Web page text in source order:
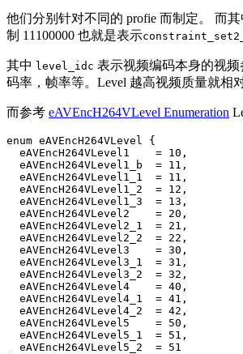
他们分别针对不同的 profie 而制定。 而其
制 11100000 也就是表示
其中 level_idc 表示视频编码本身的视频
码率，帧率等。Level 越高视频质量就相
而参考 eAVEncH264VLevel Enumeration
enum eAVEncH264VLevel {
  eAVEncH264VLevel1    = 10,
  eAVEncH264VLevel1_b  = 11,
  eAVEncH264VLevel1_1  = 11,
  eAVEncH264VLevel1_2  = 12,
  eAVEncH264VLevel1_3  = 13,
  eAVEncH264VLevel2    = 20,
  eAVEncH264VLevel2_1  = 21,
  eAVEncH264VLevel2_2  = 22,
  eAVEncH264VLevel3    = 30,
  eAVEncH264VLevel3_1  = 31,
  eAVEncH264VLevel3_2  = 32,
  eAVEncH264VLevel4    = 40,
  eAVEncH264VLevel4_1  = 41,
  eAVEncH264VLevel4_2  = 42,
  eAVEncH264VLevel5    = 50,
  eAVEncH264VLevel5_1  = 51,
  eAVEncH264VLevel5_2  = 51